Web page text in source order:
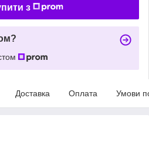
з
Доставка Оплата Умови